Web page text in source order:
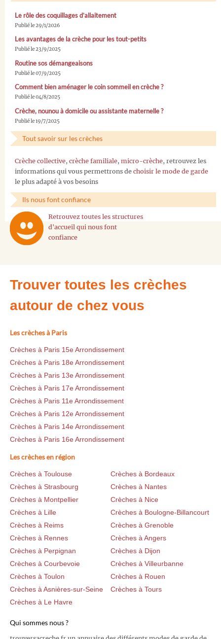
Le rôle des coquillages d’allaitement
Publié le 29/1/2026
Les avantages de la crèche pour les tout-petits
Publié le 23/9/2025
Routine sos démangeaisons
Publié le 07/9/2025
Comment bien aménager le coin sommeil en crèche ?
Publié le 04/8/2025
Crèche, nounou à domicile ou assistante maternelle ?
Publié le 19/7/2025
Tout savoir sur les crèches
Crèche collective, crèche familiale, micro-crèche, retrouvez les
informations qui vous permettrons de choisir le mode de garde
le plus adapté à vos besoins
Ils nous font confiance
Retrouvez toutes les structures
d'accueil qui nous font
confiance
Trouver toutes les crèches
autour de chez vous
Les crèches à Paris
Crèches à Paris 15e Arrondissement
Crèches à Paris 18e Arrondissement
Crèches à Paris 13e Arrondissement
Crèches à Paris 17e Arrondissement
Crèches à Paris 11e Arrondissement
Crèches à Paris 12e Arrondissement
Crèches à Paris 14e Arrondissement
Crèches à Paris 16e Arrondissement
Les crèches en région
Crèches à Toulouse
Crèches à Bordeaux
Crèches à Strasbourg
Crèches à Nantes
Crèches à Montpellier
Crèches à Nice
Crèches à Lille
Crèches à Boulogne-Billancourt
Crèches à Reims
Crèches à Grenoble
Crèches à Rennes
Crèches à Angers
Crèches à Perpignan
Crèches à Dijon
Crèches à Courbevoie
Crèches à Villeurbanne
Crèches à Toulon
Crèches à Rouen
Crèches à Asnières-sur-Seine
Crèches à Tours
Crèches à Le Havre
Qui sommes nous ?